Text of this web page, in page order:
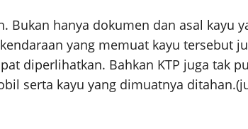
Bukan hanya dokumen dan asal kayu
yang memuat kayu tersebut
diperlihatkan. Bahkan KTP juga tak
serta kayu yang dimuatnya